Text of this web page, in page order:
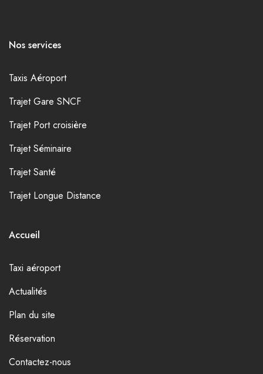
Nos services
Taxis Aéroport
Trajet Gare SNCF
Trajet Port croisière
Trajet Séminaire
Trajet Santé
Trajet Longue Distance
Accueil
Taxi aéroport
Actualités
Plan du site
Réservation
Contactez-nous